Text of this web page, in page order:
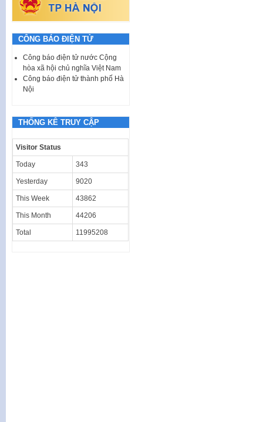
CÔNG BÁO ĐIỆN TỬ
Công báo điện tử nước Cộng
hòa xã hội chủ nghĩa Việt Nam
Công báo điện tử thành phố Hà
Nội
THỐNG KÊ TRUY CẬP
Visitor Status
Today 343
Yesterday 9020
This Week 43862
This Month 44206
Total 11995208